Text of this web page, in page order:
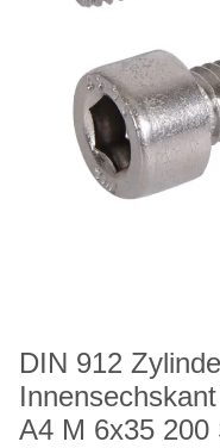
DIN 912
A4 M 6x35 200